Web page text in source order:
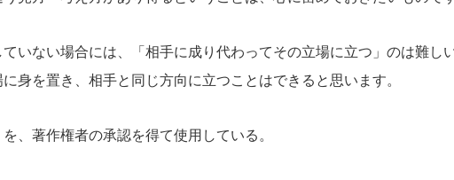
いない場合には、「相手に成り代わってその立場に立つ」のは難し
身を置き、相手と同じ方向に立つことはできると思います。
、著作権者の承認を得て使用している。